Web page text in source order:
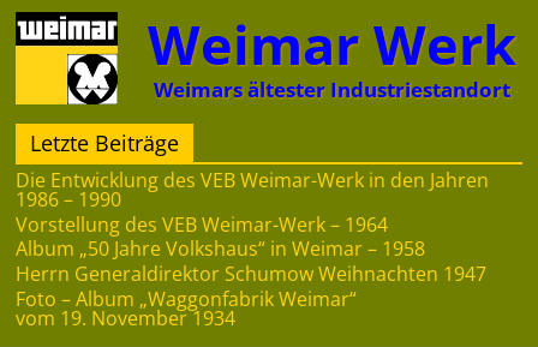
Zum
Inhalt
springen
Weimar Werk
Weimars ältester Industriestandort
Letzte Beiträge
Die Entwicklung des VEB Weimar-Werk in den Jahren
1986 – 1990
Vorstellung des VEB Weimar-Werk – 1964
Album „50 Jahre Volkshaus“ in Weimar – 1958
Herrn Generaldirektor Schumow Weihnachten 1947
Foto – Album „Waggonfabrik Weimar“
vom 19. November 1934